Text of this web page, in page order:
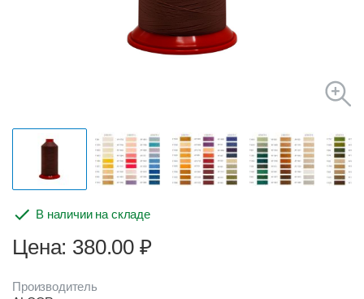
В наличии на складе
Цена: 380.00 ₽
Производитель